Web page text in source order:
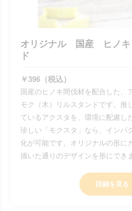
オリジナル 国産 ヒノ
ド
￥396（税込）
国産のヒノキ間伐材を配合した、
モク（木）リルスタンドです。推
ているアクスタを、環境に配慮し
珍しい「モクスタ」なら、インパ
化が可能です。オリジナルの形に
描いた通りのデザインを形にでき
詳細を見る